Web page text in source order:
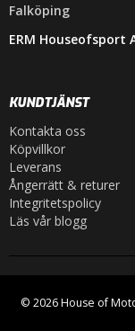
Falköping
ERM Houseofsport
KUNDTJÄNST
Kontakta oss
Köpvillkor
Leverans
Ångerrätt & returer
Integritetspolicy
Läs vår blogg
© 2026 House of